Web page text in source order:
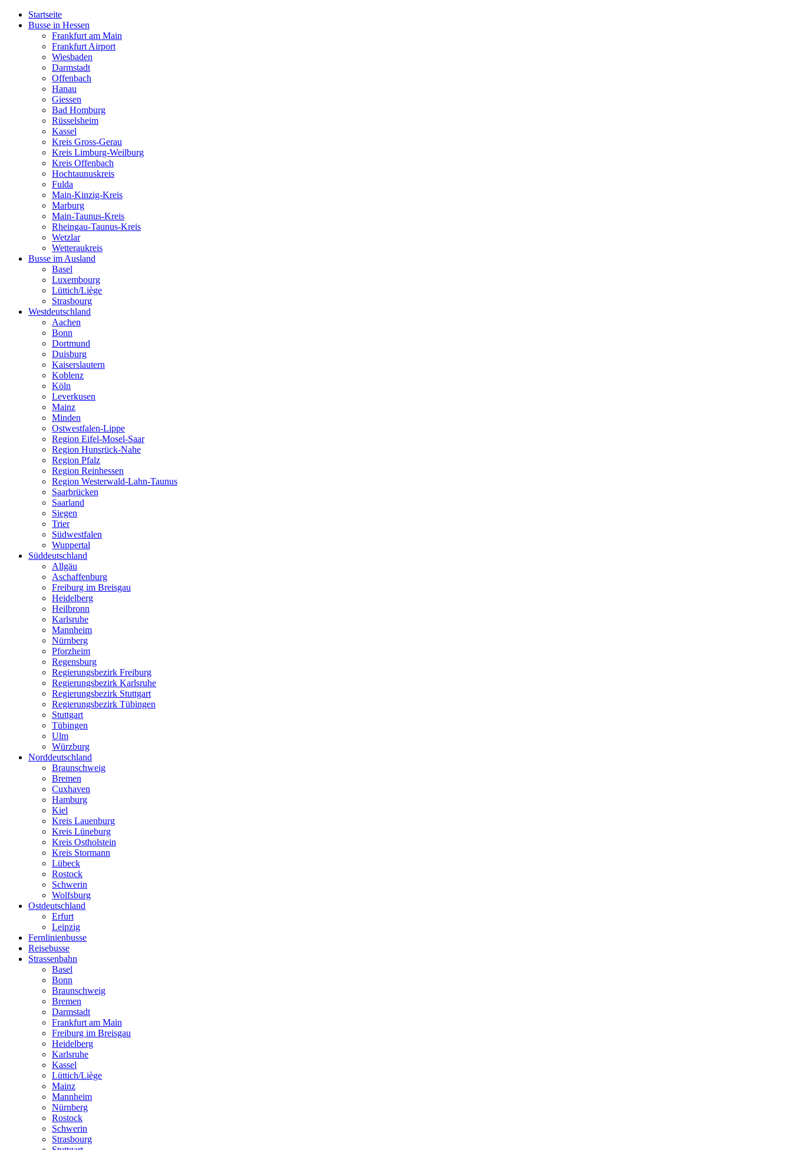
Startseite
Busse in Hessen
Frankfurt am Main
Frankfurt Airport
Wiesbaden
Darmstadt
Offenbach
Hanau
Giessen
Bad Homburg
Rüsselsheim
Kassel
Kreis Gross-Gerau
Kreis Limburg-Weilburg
Kreis Offenbach
Hochtaunuskreis
Fulda
Main-Kinzig-Kreis
Marburg
Main-Taunus-Kreis
Rheingau-Taunus-Kreis
Wetzlar
Wetteraukreis
Busse im Ausland
Basel
Luxembourg
Lüttich/Liège
Strasbourg
Westdeutschland
Aachen
Bonn
Dortmund
Duisburg
Kaiserslautern
Koblenz
Köln
Leverkusen
Mainz
Minden
Ostwestfalen-Lippe
Region Eifel-Mosel-Saar
Region Hunsrück-Nahe
Region Pfalz
Region Reinhessen
Region Westerwald-Lahn-Taunus
Saarbrücken
Saarland
Siegen
Trier
Südwestfalen
Wuppertal
Süddeutschland
Allgäu
Aschaffenburg
Freiburg im Breisgau
Heidelberg
Heilbronn
Karlsruhe
Mannheim
Nürnberg
Pforzheim
Regensburg
Regierungsbezirk Freiburg
Regierungsbezirk Karlsruhe
Regierungsbezirk Stuttgart
Regierungsbezirk Tübingen
Stuttgart
Tübingen
Ulm
Würzburg
Norddeutschland
Braunschweig
Bremen
Cuxhaven
Hamburg
Kiel
Kreis Lauenburg
Kreis Lüneburg
Kreis Ostholstein
Kreis Stormann
Lübeck
Rostock
Schwerin
Wolfsburg
Ostdeutschland
Erfurt
Leipzig
Fernlinienbusse
Reisebusse
Strassenbahn
Basel
Bonn
Braunschweig
Bremen
Darmstadt
Frankfurt am Main
Freiburg im Breisgau
Heidelberg
Karlsruhe
Kassel
Lüttich/Liège
Mainz
Mannheim
Nürnberg
Rostock
Schwerin
Strasbourg